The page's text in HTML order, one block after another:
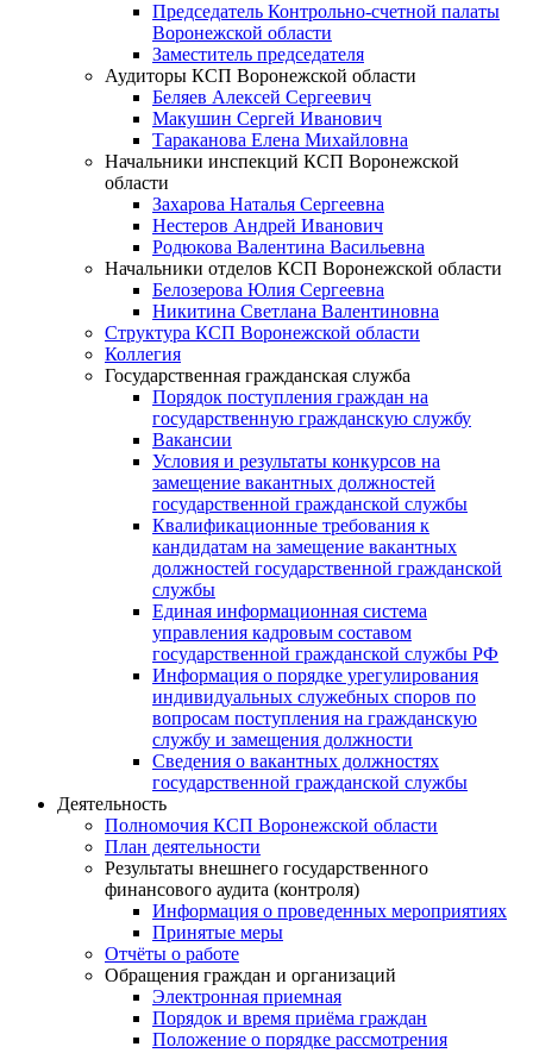
Председатель Контрольно-счетной палаты
Воронежской области
Заместитель председателя
Аудиторы КСП Воронежской области
Беляев Алексей Сергеевич
Макушин Сергей Иванович
Тараканова Елена Михайловна
Начальники инспекций КСП Воронежской
области
Захарова Наталья Сергеевна
Нестеров Андрей Иванович
Родюкова Валентина Васильевна
Начальники отделов КСП Воронежской области
Белозерова Юлия Сергеевна
Никитина Светлана Валентиновна
Структура КСП Воронежской области
Коллегия
Государственная гражданская служба
Порядок поступления граждан на
государственную гражданскую службу
Вакансии
Условия и результаты конкурсов на
замещение вакантных должностей
государственной гражданской службы
Квалификационные требования к
кандидатам на замещение вакантных
должностей государственной гражданской
службы
Единая информационная система
управления кадровым составом
государственной гражданской службы РФ
Информация о порядке урегулирования
индивидуальных служебных споров по
вопросам поступления на гражданскую
службу и замещения должности
Сведения о вакантных должностях
государственной гражданской службы
Деятельность
Полномочия КСП Воронежской области
План деятельности
Результаты внешнего государственного
финансового аудита (контроля)
Информация о проведенных мероприятиях
Принятые меры
Отчёты о работе
Обращения граждан и организаций
Электронная приемная
Порядок и время приёма граждан
Положение о порядке рассмотрения